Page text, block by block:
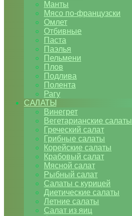
Манты
Мясо по-французски
Омлет
Отбивные
Паста
Паэлья
Пельмени
Плов
Подлива
Полента
Рагу
САЛАТЫ
Винегрет
Вегетарианские салаты
Греческий салат
Грибные салаты
Корейские салаты
Крабовый салат
Мясной салат
Рыбный салат
Салаты с курицей
Диетические салаты
Летние салаты
Салат из яиц